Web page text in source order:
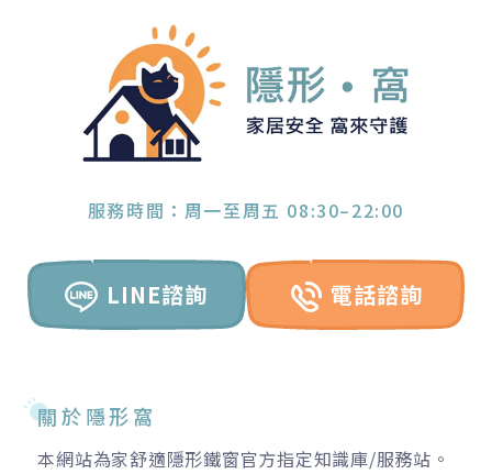
關於隱形窩
本網站為家舒適隱形鐵窗官方指定知識庫/服務站。
服務時間：周一至周五 08:30–22:00
LINE諮詢 電話諮詢